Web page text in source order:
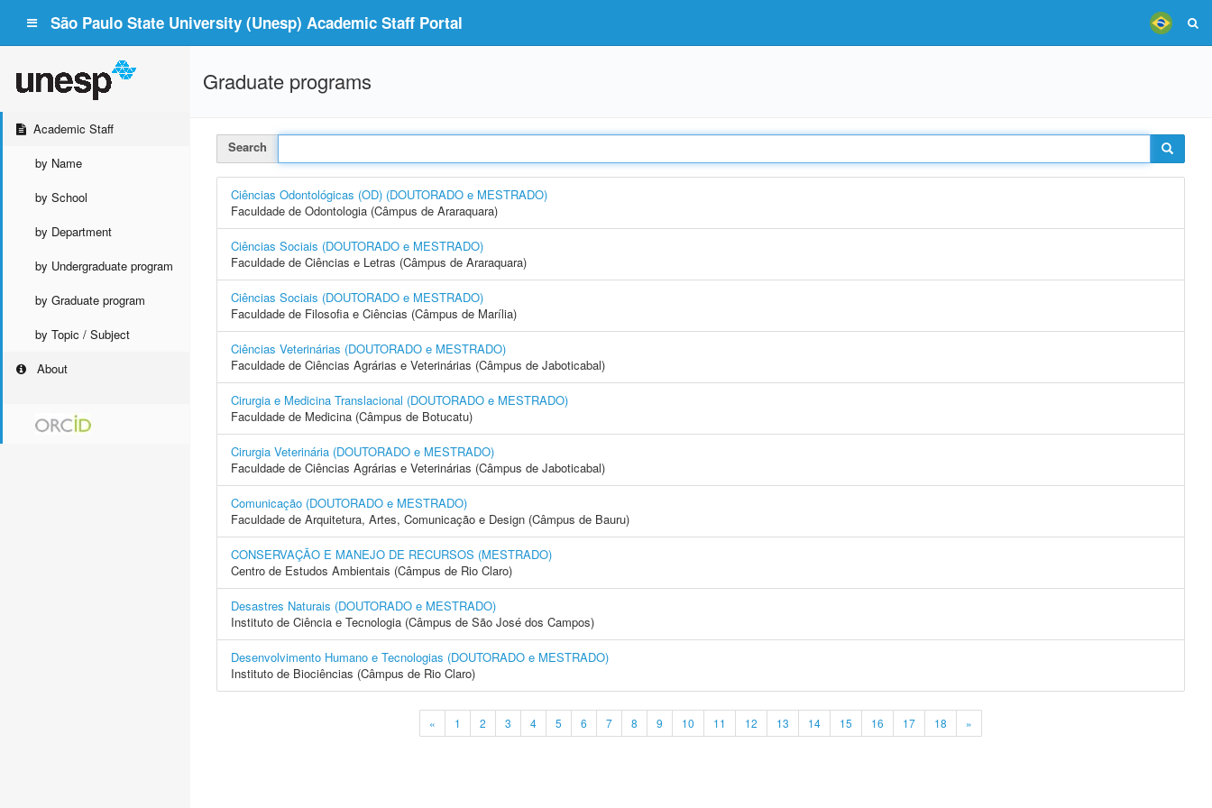
São Paulo State University (Unesp) Academic Staff Portal
Academic Staff
by Name
by School
by Department
by Undergraduate program
by Graduate program
by Topic / Subject
About
Graduate programs
Search
Ciências Odontológicas (OD) (DOUTORADO e MESTRADO)
Faculdade de Odontologia (Câmpus de Araraquara)
Ciências Sociais (DOUTORADO e MESTRADO)
Faculdade de Ciências e Letras (Câmpus de Araraquara)
Ciências Sociais (DOUTORADO e MESTRADO)
Faculdade de Filosofia e Ciências (Câmpus de Marília)
Ciências Veterinárias (DOUTORADO e MESTRADO)
Faculdade de Ciências Agrárias e Veterinárias (Câmpus de Jaboticabal)
Cirurgia e Medicina Translacional (DOUTORADO e MESTRADO)
Faculdade de Medicina (Câmpus de Botucatu)
Cirurgia Veterinária (DOUTORADO e MESTRADO)
Faculdade de Ciências Agrárias e Veterinárias (Câmpus de Jaboticabal)
Comunicação (DOUTORADO e MESTRADO)
Faculdade de Arquitetura, Artes, Comunicação e Design (Câmpus de Bauru)
CONSERVAÇÃO E MANEJO DE RECURSOS (MESTRADO)
Centro de Estudos Ambientais (Câmpus de Rio Claro)
Desastres Naturais (DOUTORADO e MESTRADO)
Instituto de Ciência e Tecnologia (Câmpus de São José dos Campos)
Desenvolvimento Humano e Tecnologias (DOUTORADO e MESTRADO)
Instituto de Biociências (Câmpus de Rio Claro)
« 1 2 3 4 5 6 7 8 9 10 11 12 13 14 15 16 17 18 »